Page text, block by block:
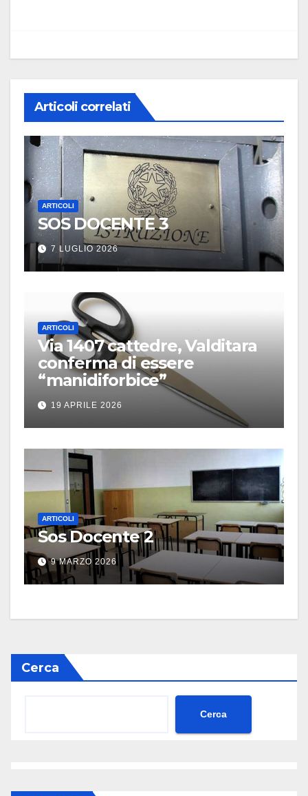
Articoli correlati
ARTICOLI
SOS DOCENTE 3
7 LUGLIO 2026
ARTICOLI
Via 1407 cattedre, Valditara
conferma di essere
“manidiforbice”
19 APRILE 2026
ARTICOLI
Sos Docente 2
9 MARZO 2026
Cerca
Cerca